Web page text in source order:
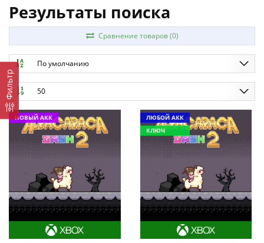
Фильтр
Результаты поиска
Сравнение товаров (0)
По умолчанию
50
НОВЫЙ АКК
ЛЮБОЙ АКК
КЛЮЧ